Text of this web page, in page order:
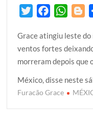
i
t
t
e
r
c
e
b
o
o
W
a
t
s
A
p
o
g
g
e
r
Grace atingiu leste
ventos fortes
morreram depois que
México, disse neste
Furacão Grace